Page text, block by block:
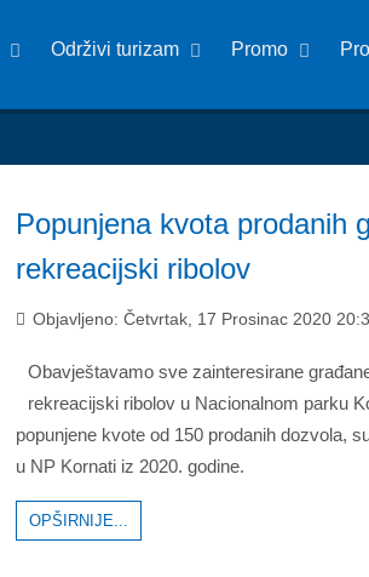
Održivi turizam Promo
Popunjena kvota prodanih
rekreacijski ribolov
Objavljeno: Četvrtak, 17 Prosinac 2020
Obavještavamo sve zainteresirane
rekreacijski ribolov u Nacionalnom parku
popunjene kvote od 150 prodanih dozvola,
u NP Kornati iz 2020. godine.
OPŠIRNIJE...